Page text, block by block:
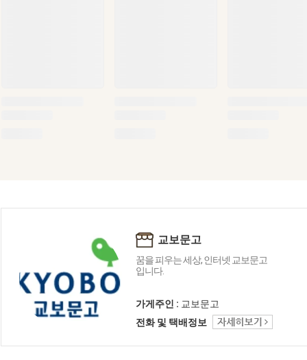
교보문고
꿈을 피우는 세상, 인터넷 교보문고
입니다.
가게주인 : 교보문고
전화 및 택배정보